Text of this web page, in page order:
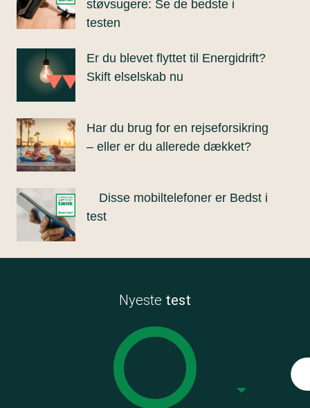
støvsugere: Se de bedste i
testen
Er du blevet flyttet til Energidrift?
Skift elselskab nu
Har du brug for en rejseforsikring
– eller er du allerede dækket?
Disse mobiltelefoner er Bedst i
test
Nyeste test